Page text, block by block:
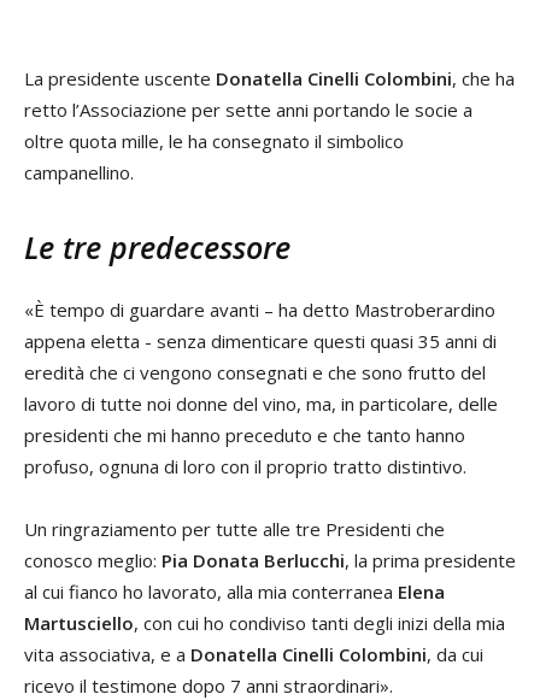
La presidente uscente Donatella Cinelli Colombini, che ha
retto l’Associazione per sette anni portando le socie a
oltre quota mille, le ha consegnato il simbolico
campanellino.
Le tre predecessore
«È tempo di guardare avanti – ha detto Mastroberardino
appena eletta - senza dimenticare questi quasi 35 anni di
eredità che ci vengono consegnati e che sono frutto del
lavoro di tutte noi donne del vino, ma, in particolare, delle
presidenti che mi hanno preceduto e che tanto hanno
profuso, ognuna di loro con il proprio tratto distintivo.
Un ringraziamento per tutte alle tre Presidenti che
conosco meglio: Pia Donata Berlucchi, la prima presidente
al cui fianco ho lavorato, alla mia conterranea Elena
Martusciello, con cui ho condiviso tanti degli inizi della mia
vita associativa, e a Donatella Cinelli Colombini, da cui
ricevo il testimone dopo 7 anni straordinari».